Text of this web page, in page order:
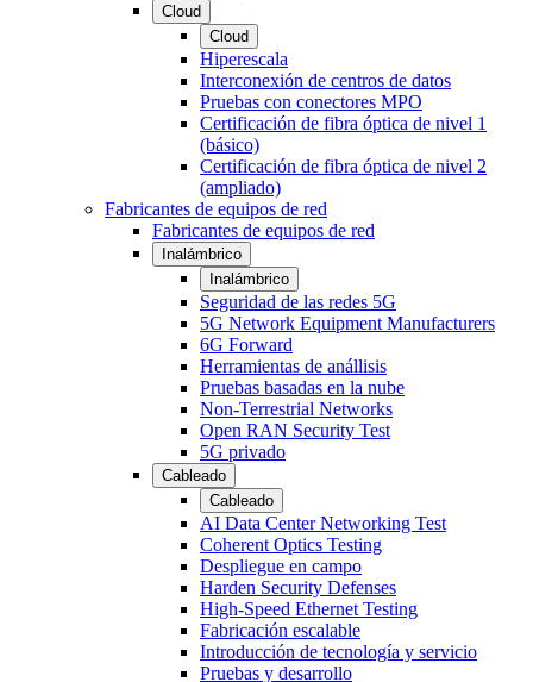
Cloud
Cloud
Hiperescala
Interconexión de centros de datos
Pruebas con conectores MPO
Certificación de fibra óptica de nivel 1
(básico)
Certificación de fibra óptica de nivel 2
(ampliado)
Fabricantes de equipos de red
Fabricantes de equipos de red
Inalámbrico
Inalámbrico
Seguridad de las redes 5G
5G Network Equipment Manufacturers
6G Forward
Herramientas de anállisis
Pruebas basadas en la nube
Non-Terrestrial Networks
Open RAN Security Test
5G privado
Cableado
Cableado
AI Data Center Networking Test
Coherent Optics Testing
Despliegue en campo
Harden Security Defenses
High-Speed Ethernet Testing
Fabricación escalable
Introducción de tecnología y servicio
Pruebas y desarrollo